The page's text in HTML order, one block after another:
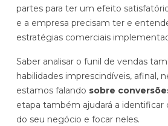
partes para ter um efeito
e a empresa precisam ter e
estratégias comerciais
Saber analisar o funil de vendas
habilidades imprescindíveis, afinal,
estamos falando sobre
etapa também ajudará a identificar
do seu negócio e focar neles.